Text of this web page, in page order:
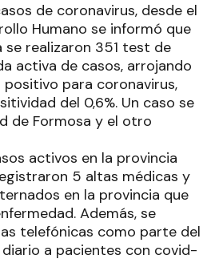
de coronavirus, desde el
Humano se informó que
se realizaron 351 test de
activa de casos, arrojando
para coronavirus,
del 0,6%. Un caso se
de Formosa y el otro
activos en la provincia
5 altas médicas y
en la provincia que
Además, se
telefónicas como parte del
a pacientes con covid-